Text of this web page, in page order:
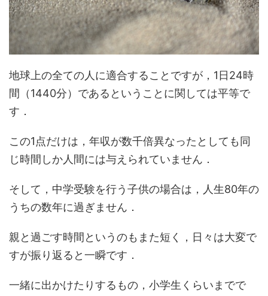
地球上の全ての人に適合することですが，1日24時
間（1440分）であるということに関しては平等で
す．
この1点だけは，年収が数千倍異なったとしても同
じ時間しか人間には与えられていません．
そして，中学受験を行う子供の場合は，人生80年の
うちの数年に過ぎません．
親と過ごす時間というのもまた短く，日々は大変で
すが振り返ると一瞬です．
一緒に出かけたりするもの，小学生くらいまでで